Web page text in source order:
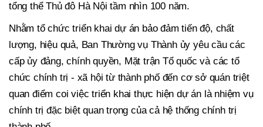
tổng thể Thủ đô Hà Nội tầm nhìn 100 năm.
Nhằm tổ chức triển khai dự án bảo đảm tiến độ, chất
lượng, hiệu quả, Ban Thường vụ Thành ủy yêu cầu các
cấp ủy đảng, chính quyền, Mặt trận Tổ quốc và các tổ
chức chính trị - xã hội từ thành phố đến cơ sở quán triệt
quan điểm coi việc triển khai thực hiện dự án là nhiệm vụ
chính trị đặc biệt quan trọng của cả hệ thống chính trị